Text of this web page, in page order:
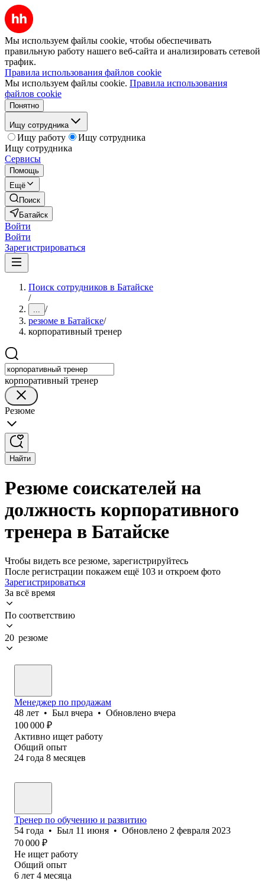
Мы используем файлы cookie, чтобы обеспечивать
правильную работу нашего веб-сайта и анализировать сетевой
трафик.
Правила использования файлов cookie
Мы используем файлы cookie. Правила использования
файлов cookie
Понятно
Ищу сотрудника
Ищу работу
Ищу сотрудника
Ищу сотрудника
Сервисы
Помощь
Ещё
Поиск
Батайск
Войти
Войти
Зарегистрироваться
Поиск сотрудников в Батайске
/
... /
резюме в Батайске/
корпоративный тренер
корпоративный тренер
Резюме
Найти
Резюме соискателей на
должность корпоративного
тренера в Батайске
Чтобы видеть все резюме, зарегистрируйтесь
После регистрации покажем ещё 103 и откроем фото
Зарегистрироваться
За всё время
По соответствию
20 резюме
Менеджер по продажам
48 лет • Был вчера • Обновлено вчера
100 000 ₽
Активно ищет работу
Общий опыт
24 года 8 месяцев
Тренер по обучению и развитию
54 года • Был 11 июня • Обновлено 2 февраля 2023
70 000 ₽
Не ищет работу
Общий опыт
6 лет 4 месяца